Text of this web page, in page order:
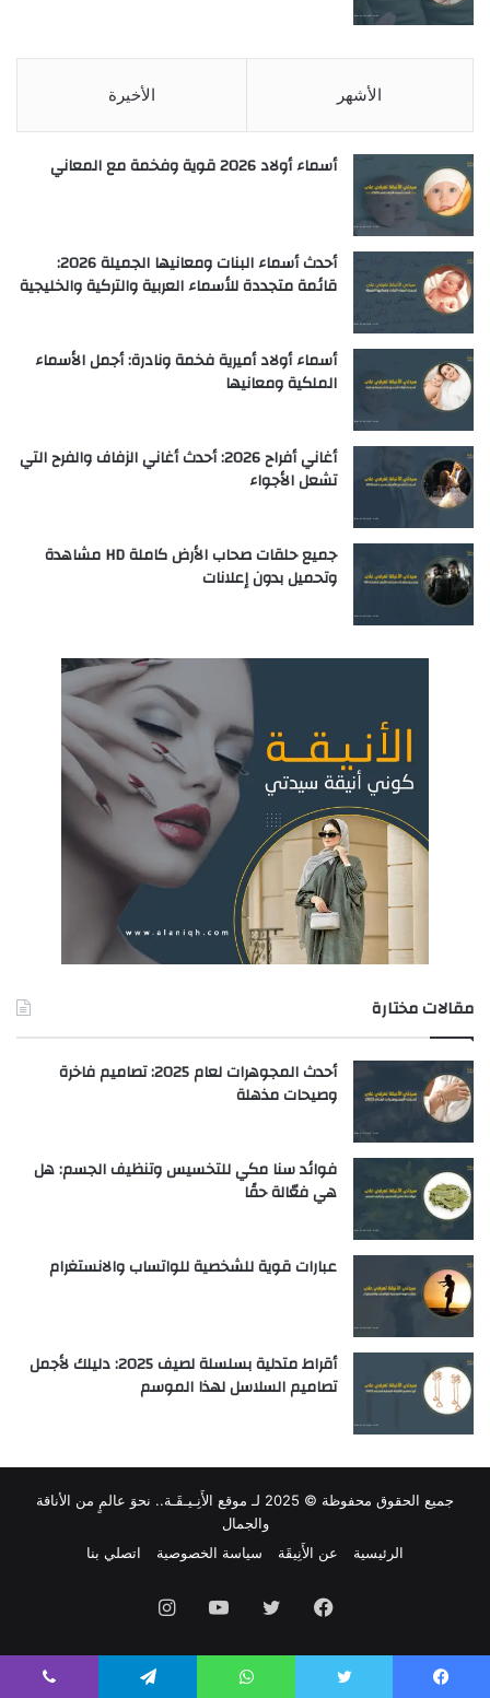
الأشهر الأخيرة
أسماء أولاد 2026 قوية وفخمة مع المعاني
أحدث أسماء البنات ومعانيها الجميلة 2026:
قائمة متجددة للأسماء العربية والتركية والخليجية
أسماء أولاد أميرية فخمة ونادرة: أجمل الأسماء
الملكية ومعانيها
أغاني أفراح 2026: أحدث أغاني الزفاف والفرح التي
تشعل الأجواء
جميع حلقات صحاب الأرض كاملة HD مشاهدة
وتحميل بدون إعلانات
مقالات مختارة
أحدث المجوهرات لعام 2025: تصاميم فاخرة
وصيحات مذهلة
فوائد سنا مكي للتخسيس وتنظيف الجسم: هل
هي فعّالة حقًا
عبارات قوية للشخصية للواتساب والانستغرام
أقراط متدلية بسلسلة لصيف 2025: دليلك لأجمل
تصاميم السلاسل لهذا الموسم
جميع الحقوق محفوظة © 2025 لـ
موقع الأَنِـيـقَـة.. نحوَ عالمٍ من الأناقة
والجمال
الرئيسية
عن الأَنِيقَة سياسة الخصوصية اتصلي بنا
فيسبوك تويتر يوتيوب